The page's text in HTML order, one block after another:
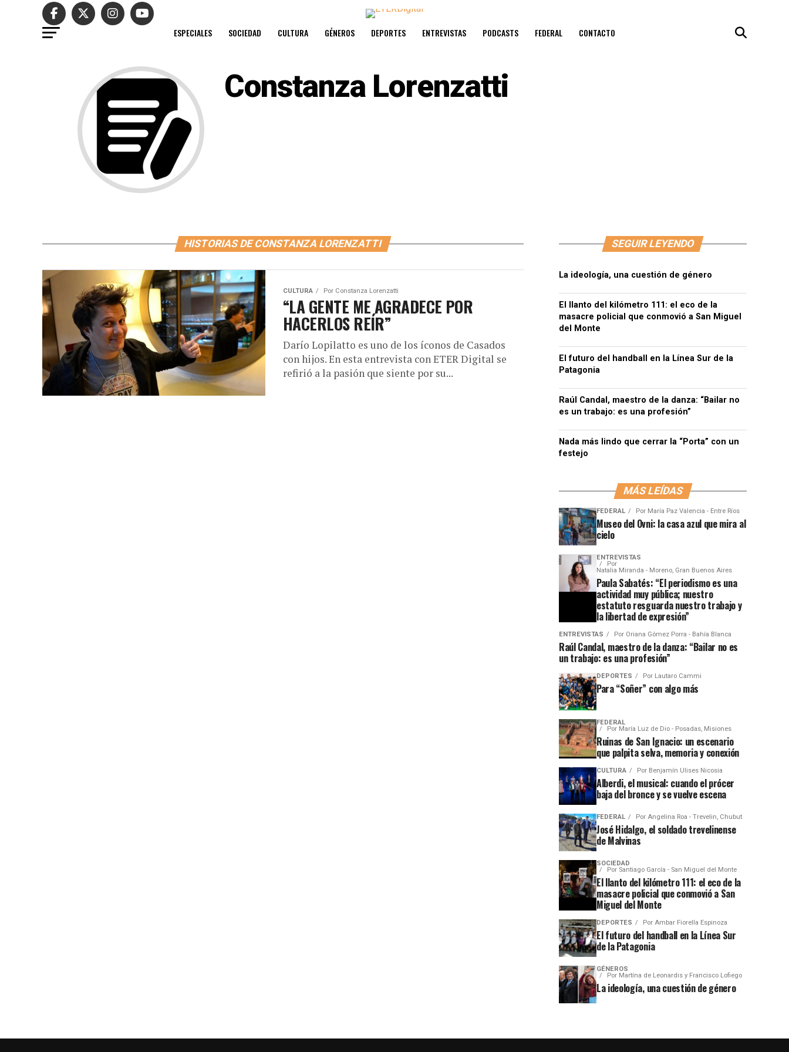
ESPECIALES SOCIEDAD CULTURA GÉNEROS DEPORTES ENTREVISTAS PODCASTS FEDERAL CONTACTO
Constanza Lorenzatti
HISTORIAS DE CONSTANZA LORENZATTI
CULTURA Por Constanza Lorenzatti
“LA GENTE ME AGRADECE POR
HACERLOS REÍR”
Darío Lopilatto es uno de los íconos de Casados
con hijos. En esta entrevista con ETER Digital se
refirió a la pasión que siente por su...
SEGUIR LEYENDO
La ideología, una cuestión de género
El llanto del kilómetro 111: el eco de la
masacre policial que conmovió a San Miguel
del Monte
El futuro del handball en la Línea Sur de la
Patagonia
Raúl Candal, maestro de la danza: “Bailar no
es un trabajo: es una profesión”
Nada más lindo que cerrar la “Porta” con un
festejo
MÁS LEÍDAS
FEDERAL Por María Paz Valencia - Entre Ríos
Museo del Ovni: la casa azul que mira al
cielo
ENTREVISTAS
Por
Natalia Miranda - Moreno, Gran Buenos Aires
Paula Sabatés: “El periodismo es una
actividad muy pública; nuestro
estatuto resguarda nuestro trabajo y
la libertad de expresión”
ENTREVISTAS Por Oriana Gómez Porra - Bahía Blanca
Raúl Candal, maestro de la danza: “Bailar no es
un trabajo: es una profesión”
DEPORTES Por Lautaro Cammi
Para “Soñer” con algo más
FEDERAL
Por María Luz de Dio - Posadas, Misiones
Ruinas de San Ignacio: un escenario
que palpita selva, memoria y conexión
CULTURA Por Benjamín Ulises Nicosia
Alberdi, el musical: cuando el prócer
baja del bronce y se vuelve escena
FEDERAL Por Angelina Roa - Trevelin, Chubut
José Hidalgo, el soldado trevelinense
de Malvinas
SOCIEDAD
Por Santiago García - San Miguel del Monte
El llanto del kilómetro 111: el eco de la
masacre policial que conmovió a San
Miguel del Monte
DEPORTES Por Ambar Fiorella Espinoza
El futuro del handball en la Línea Sur
de la Patagonia
GÉNEROS
Por Martína de Leonardis y Francisco Lofiego
La ideología, una cuestión de género